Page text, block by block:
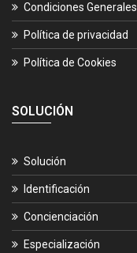
Condiciones Generales
Política de privacidad
Política de Cookies
SOLUCIÓN
Solución
Identificación
Concienciación
Especialización